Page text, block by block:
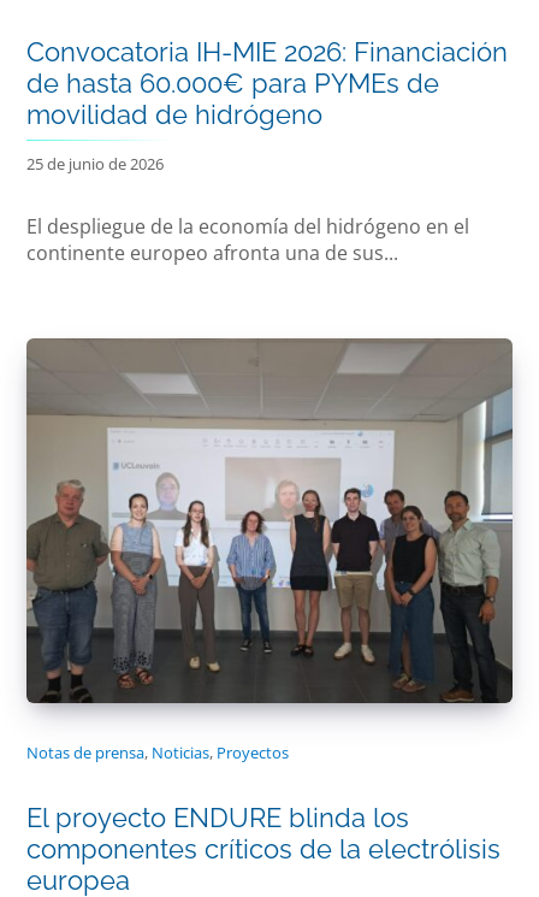
Convocatoria IH-MIE 2026: Financiación
de hasta 60.000€ para PYMEs de
movilidad de hidrógeno
25 de junio de 2026
El despliegue de la economía del hidrógeno en el
continente europeo afronta una de sus...
Notas de prensa, Noticias, Proyectos
El proyecto ENDURE blinda los
componentes críticos de la electrólisis
europea